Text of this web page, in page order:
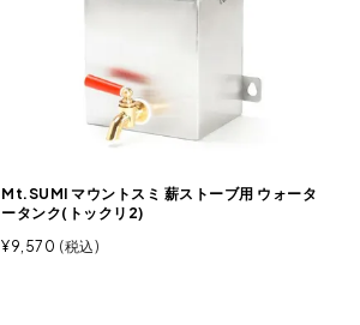
Mt.SUMI マウントスミ 薪ストーブ用 ウォータ
ータンク(トックリ2)
¥9,570 税込